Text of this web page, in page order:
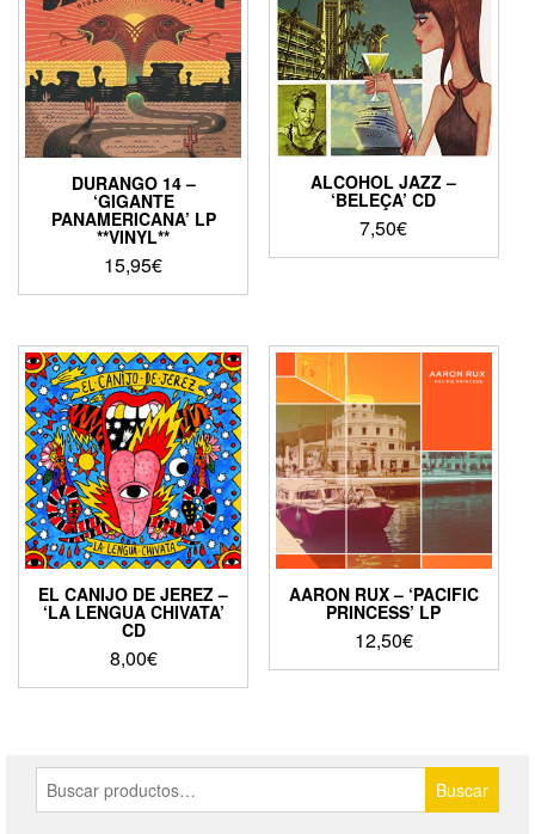
DURANGO 14 –
‘GIGANTE
PANAMERICANA’ LP
**VINYL**
15,95€
ALCOHOL JAZZ –
‘BELEÇA’ CD
7,50€
EL CANIJO DE JEREZ –
‘LA LENGUA CHIVATA’
CD
8,00€
AARON RUX – ‘PACIFIC
PRINCESS’ LP
12,50€
por:
Buscar